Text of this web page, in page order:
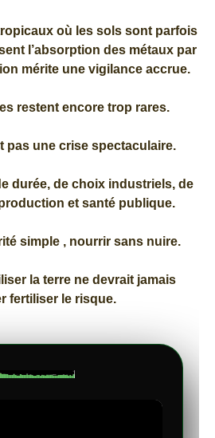
où les sols sont parfois
l’absorption des métaux par
mérite une vigilance accrue.
restent encore trop rares.
pas une crise spectaculaire.
durée, de choix industriels, de
et santé publique.
simple , nourrir sans nuire.
la terre ne devrait jamais
fertiliser le risque.